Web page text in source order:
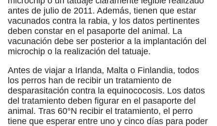
antes de julio de 2011. Además, tienen que estar
vacunados contra la rabia, y los datos pertinentes
deben constar en el pasaporte del animal. La
vacunación debe ser posterior a la implantación del
microchip o la realización del tatuaje.
Antes de viajar a Irlanda, Malta o Finlandia, todos
los perros han de recibir un tratamiento de
desparasitación contra la equinococosis. Los datos
del tratamiento deben figurar en el pasaporte del
animal. Tras 60°N recibir el tratamiento, el perro
tiene que esperar entre uno y cinco días para poder